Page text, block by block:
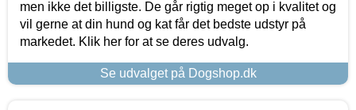
men ikke det billigste. De går rigtig meget op i kvalitet og
vil gerne at din hund og kat får det bedste udstyr på
markedet. Klik her for at se deres udvalg.
Se udvalget på Dogshop.dk